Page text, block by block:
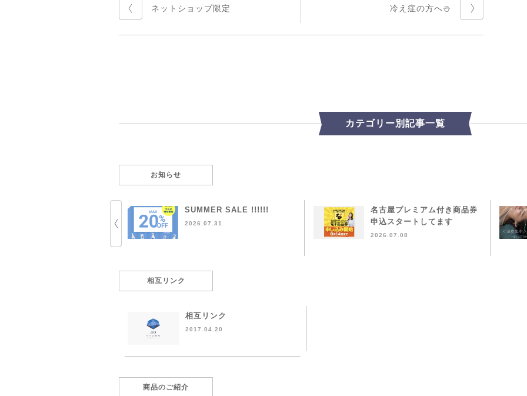
ネットショップ限定 冷え症の方へ⛄️
カテゴリー別記事一覧
お知らせ
SUMMER SALE !!!!!!
2026.07.31
名古屋プレミアム付き商品券
申込スタートしてます
2026.07.08
相互リンク
相互リンク
2017.04.20
商品のご紹介